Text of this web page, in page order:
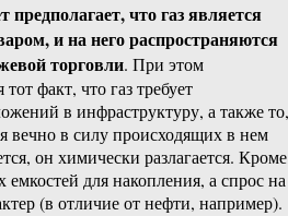
предполагает, что газ является
и на него распространяются
торговли. При этом
факт, что газ требует
в инфраструктуру, а также то,
вечно в силу происходящих в нем
он химически разлагается. Кроме
емкостей для накопления, а спрос на
(в отличие от нефти, например).